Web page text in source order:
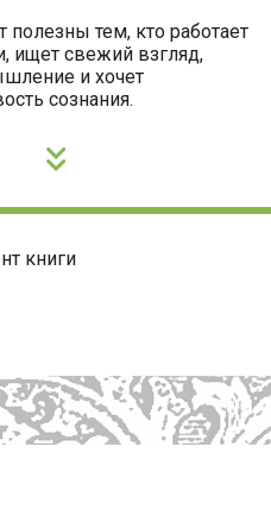
полезны тем, кто работает
ищет свежий взгляд,
и хочет
сознания.
книги